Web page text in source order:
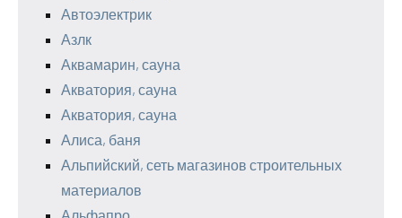
Автоэлектрик
Азлк
Аквамарин, сауна
Акватория, сауна
Акватория, сауна
Алиса, баня
Альпийский, сеть магазинов строительных
материалов
Альфапро